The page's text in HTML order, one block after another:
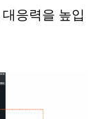
응력을 높입